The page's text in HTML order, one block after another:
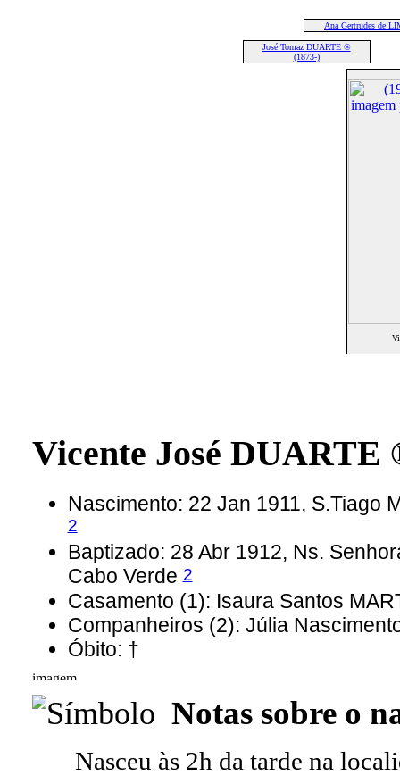
Ana Gertrudes de
José Tomaz DUARTE ®
(1873-)
Vicente José
Nascimento: 22 Jan 1911, S.Tiago
2
Baptizado: 28 Abr 1912, Ns.
Cabo Verde2
Casamento (1): Isaura Santos
Companheiros (2): Júlia
Óbito: †
Notas sobre o
Nasceu às 2h da tarde na